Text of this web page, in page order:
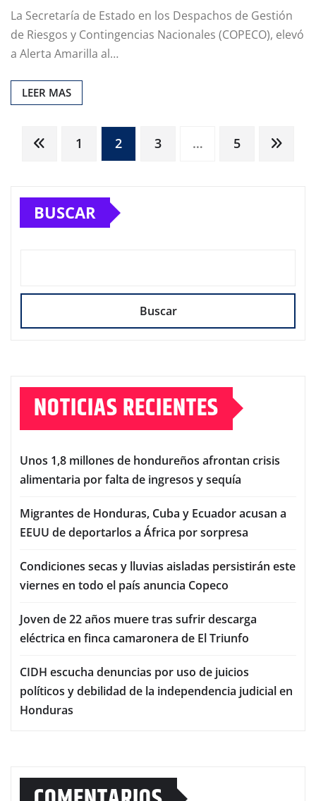
La Secretaría de Estado en los Despachos de Gestión
de Riesgos y Contingencias Nacionales (COPECO), elevó
a Alerta Amarilla al…
LEER MAS
Paginación
de
entradas
1 2 3 … 5
BUSCAR
Buscar
NOTICIAS RECIENTES
Unos 1,8 millones de hondureños afrontan crisis
alimentaria por falta de ingresos y sequía
Migrantes de Honduras, Cuba y Ecuador acusan a
EEUU de deportarlos a África por sorpresa
Condiciones secas y lluvias aisladas persistirán este
viernes en todo el país anuncia Copeco
Joven de 22 años muere tras sufrir descarga
eléctrica en finca camaronera de El Triunfo
CIDH escucha denuncias por uso de juicios
políticos y debilidad de la independencia judicial en
Honduras